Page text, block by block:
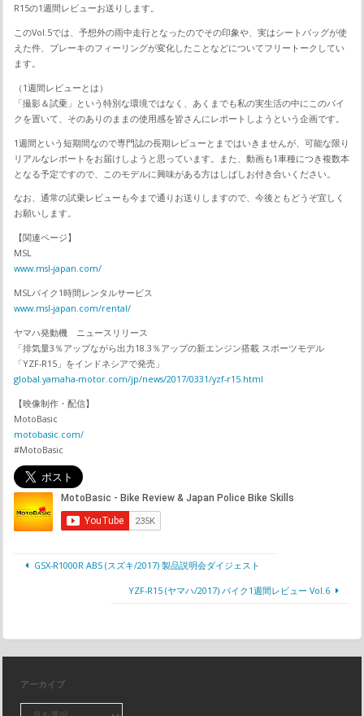
R15の1週間レビューお送りします。
このVol.5では、予想外の雨中走行となったのでその印象や、実はシートバッグが使
えた件、ブレーキのフィーリングが変化したことなどについてフリートークしてい
ます。
（1週間レビューとは）
「撮影＆試乗」という特別な環境ではなく、あくまでも私の実生活の中にこのバイ
クを置いて、そのありのままの使用感を皆さんにレポートしようという企画です。
1週間という短期間なので専門誌の長期レビューとまではいきませんが、可能な限り
リアルなレポートをお届けしようと思っています。また、動画も1車種につき複数本
となる予定ですので、このモデルに興味がある方はしばしお付き合いください。
なお、通常の試乗レビューも今まで通りお送りしますので、今後ともどうぞ宜しく
お願いします。
【関連ページ】
MSL
www.msl-japan.com/
MSLバイク1時間レンタルサービス
www.msl-japan.com/rental/
ヤマハ発動機 ニュースリリース
「排気量3％アップながら出力18.3％アップの新エンジン搭載 スポーツモデル
「YZF-R15」をインドネシアで発売」
global.yamaha-motor.com/jp/news/2017/0331/yzf-r15.html
【映像制作・配信】
MotoBasic
motobasic.com/
#MotoBasic
GSX-R1000R ABS (スズキ/2017) 製品説明会ダイジェスト
YZF-R15 (ヤマハ/2017) バイク1週間レビュー Vol.6
アーカイブ